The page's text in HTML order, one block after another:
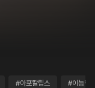
#아포칼립스 #이능력